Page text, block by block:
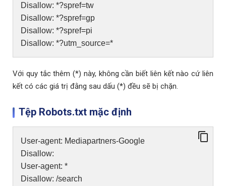
Disallow: *?spref=tw
Disallow: *?spref=gp
Disallow: *?spref=pi
Disallow: *?utm_source=*
Với quy tắc thêm (*) này, không cần biết liên kết nào cứ liên
kết có các giá trị đằng sau dấu (*) đều sẽ bị chặn.
Tệp Robots.txt mặc định
User-agent: Mediapartners-Google
Disallow:
User-agent: *
Disallow: /search